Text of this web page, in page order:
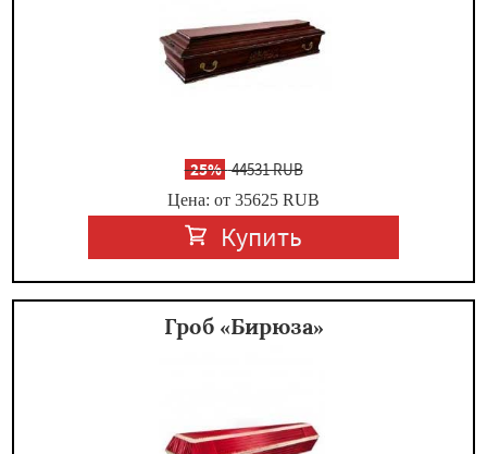
-25%44531 RUB
Цена: от 35625 RUB
Купить
Гроб «Бирюза»